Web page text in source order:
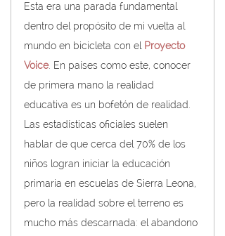
Esta era una parada fundamental
dentro del propósito de mi vuelta al
mundo en bicicleta con el Proyecto
Voice. En países como este, conocer
de primera mano la realidad
educativa es un bofetón de realidad.
Las estadísticas oficiales suelen
hablar de que cerca del 70% de los
niños logran iniciar la educación
primaria en escuelas de Sierra Leona,
pero la realidad sobre el terreno es
mucho más descarnada: el abandono